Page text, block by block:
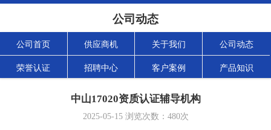
公司动态
公司首页 供应商机 关于我们 公司动态
荣誉认证 招聘中心 客户案例 产品知识
中山17020资质认证辅导机构
2025-05-15浏览次数： 480次